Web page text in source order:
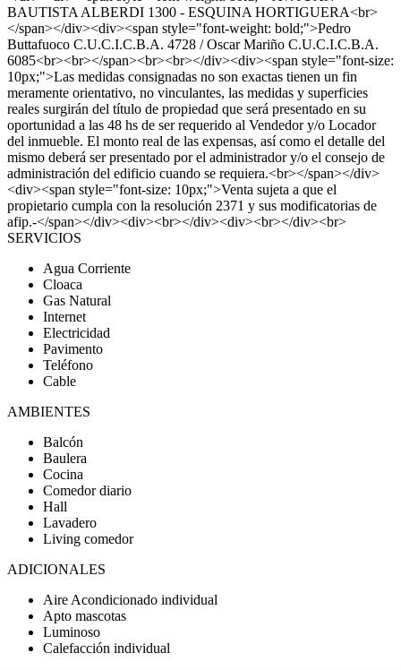
BAUTISTA ALBERDI 1300 - ESQUINA HORTIGUERA<br>
</span></div><div><span style="font-weight: bold;">Pedro
Buttafuoco C.U.C.I.C.B.A. 4728 / Oscar Mariño C.U.C.I.C.B.A.
6085<br><br></span><br><br></div><div><span style="font-size:
10px;">Las medidas consignadas no son exactas tienen un fin
meramente orientativo, no vinculantes, las medidas y superficies
reales surgirán del título de propiedad que será presentado en su
oportunidad a las 48 hs de ser requerido al Vendedor y/o Locador
del inmueble. El monto real de las expensas, así como el detalle del
mismo deberá ser presentado por el administrador y/o el consejo de
administración del edificio cuando se requiera.<br></span></div>
<div><span style="font-size: 10px;">Venta sujeta a que el
propietario cumpla con la resolución 2371 y sus modificatorias de
afip.-</span></div><div><br></div><div><br></div><br>
SERVICIOS
Agua Corriente
Cloaca
Gas Natural
Internet
Electricidad
Pavimento
Teléfono
Cable
AMBIENTES
Balcón
Baulera
Cocina
Comedor diario
Hall
Lavadero
Living comedor
ADICIONALES
Aire Acondicionado individual
Apto mascotas
Luminoso
Calefacción individual